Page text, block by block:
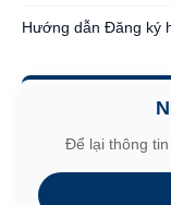
Hướng dẫn Đăng ký
Để lại thông